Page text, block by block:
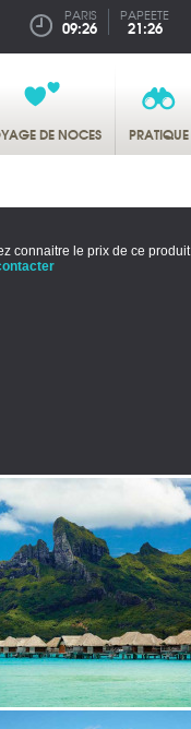
PARIS
09:26
PAPEETE
21:26
DE NOCES PRATIQUE
connaitre le prix de ce produit